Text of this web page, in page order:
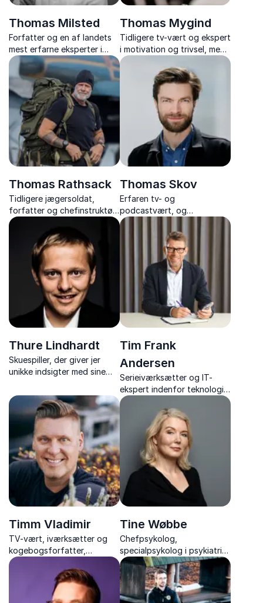
Thomas Milsted
Forfatter og en af landets
mest erfarne eksperter i
stress, trivsel og
arbejdsglæde – med
tusindvis af foredrag og
flere bestsellere bag sig.
Thomas Mygind
Tidligere tv-vært og ekspert
i motivation og trivsel, med
humoristiske og gribende
foredrag om arbejdsglæde,
trivsel og motivation, der
skaber varig forandring.
Thomas Rathsack
Tidligere jægersoldat,
forfatter og chefinstruktør i
TV 2-programmet
"Korpset", der inspirerer
med stærke foredrag om
attitude og high
performance.
Thomas Skov
Erfaren tv- og
podcastvært, og
foredragsholder, der med
humor og indsigt skaber
nærværende oplevelser
fyldt med grin og
eftertanke.
Thure Lindhardt
Skuespiller, der giver jer
unikke indsigter med sine
skuespil, dannelse,
Grundtvig og menneskelige
historier.
Tim Frank
Andersen
Serieiværksætter og IT-
ekspert indenfor teknologi
og digitalisering
Timm Vladimir
TV-vært, iværksætter og
kogebogsforfatter,
der deler passionerede
fortællinger om mad,
karriere og kreativitet.
Tine Wøbbe
Chefpsykolog,
specialpsykolog i psykiatri
samt specialist og
supervisor i psykopatologi
og psykoterapi